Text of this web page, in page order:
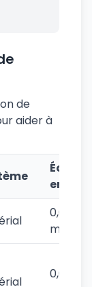
de
aider à
en m²
m²